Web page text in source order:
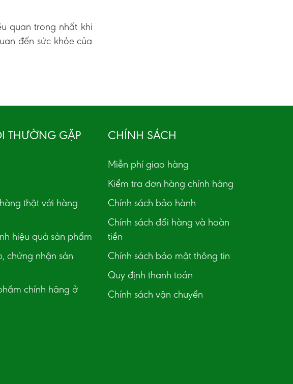
quan trong nhất khi
đến sức khỏe của
THƯỜNG GẶP
thật với hàng
hiệu quả sản phẩm
chứng nhận sản
chính hãng ở
CHÍNH SÁCH
Miễn phí giao hàng
Kiểm tra đơn hàng chính hãng
Chính sách bảo hành
Chính sách đổi hàng và hoàn
tiền
Chính sách bảo mật thông tin
Quy định thanh toán
Chính sách vận chuyển